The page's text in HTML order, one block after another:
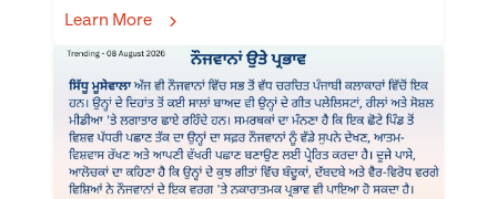
Learn More